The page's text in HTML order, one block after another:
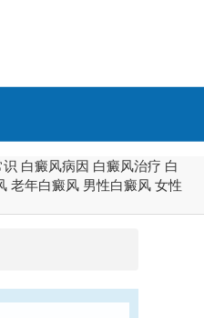
识 白癜风病因 白癜风治疗 白
老年白癜风 男性白癜风 女性